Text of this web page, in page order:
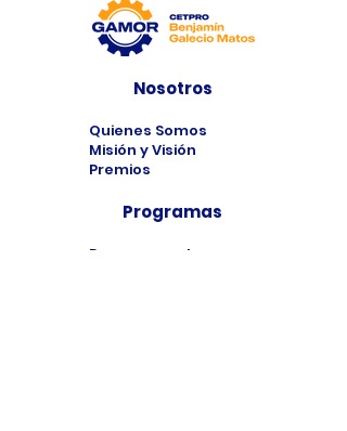
Nosotros
Quienes Somos
Misión y Visión
Premios
Programas
Programas de